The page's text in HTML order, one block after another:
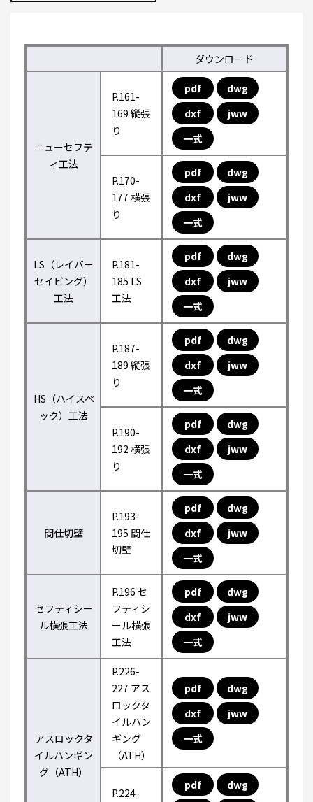
ダウンロード
ニューセフテ
ィ工法
P.161-
169 縦張
り
pdf
dwg
dxf
jww
一式
P.170-
177 横張
り
pdf
dwg
dxf
jww
一式
LS（レイバー
セイビング）
工法
P.181-
185 LS
工法
pdf
dwg
dxf
jww
一式
HS（ハイスペ
ック）工法
P.187-
189 縦張
り
pdf
dwg
dxf
jww
一式
P.190-
192 横張
り
pdf
dwg
dxf
jww
一式
間仕切壁
P.193-
195 間仕
切壁
pdf
dwg
dxf
jww
一式
セフティシー
ル横張工法
P.196 セ
フティシ
ール横張
工法
pdf
dwg
dxf
jww
一式
アスロックタ
イルハンギン
グ（ATH）
P.226-
227 アス
ロックタ
イルハン
ギング
（ATH）
pdf
dwg
dxf
jww
一式
P.224-
pdf
dwg